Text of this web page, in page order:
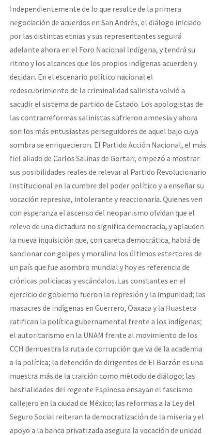
Independientemente de lo que resulte de la primera
negociación de acuerdos en San Andrés, el diálogo iniciado
por las distintas etnias y sus representantes seguirá
adelante ahora en el Foro Nacional Indígena, y tendrá su
ritmo y los alcances que los propios indígenas acuerden y
decidan. En el escenario político nacional el
redescubrimiento de la criminalidad salinista volvió a
sacudir el sistema de partido de Estado. Los apologistas de
las contrarreformas salinistas sufrieron amnesia y ahora
son los más entusiastas perseguidores de aquel bajo cuya
sombra se enriquecieron. El Partido Acción Nacional, el más
fiel aliado de Carlos Salinas de Gortari, empezó a mostrar
sus posibilidades reales de relevar al Partido Revolucionario
Institucional en la cumbre del poder político y a enseñar su
vocación represiva, intolerante y reaccionaria. Quienes ven
con esperanza el ascenso del neopanismo olvidan que el
relevo de una dictadura no significa democracia, y aplauden
la nueva inquisición que, con careta democrática, habrá de
sancionar con golpes y moralina los últimos estertores de
un país que fue asombro mundial y hoy es referencia de
crónicas policíacas y escándalos. Las constantes en el
ejercicio de gobierno fueron la represión y la impunidad; las
masacres de indígenas en Guerrero, Oaxaca y la Huasteca
ratifican la política gubernamental frente a los indígenas;
el autoritarismo en la UNAM frente al movimiento de los
CCH demuestra la ruta de corrupción que va de la academia
a la política; la detención de dirigentes de El Barzón es una
muestra más de la traición como método de diálogo; las
bestialidades del regente Espinosa ensayan el fascismo
callejero en la ciudad de México; las reformas a la Ley del
Seguro Social reiteran la democratización de la miseria y el
apoyo a la banca privatizada asegura la vocación de unidad